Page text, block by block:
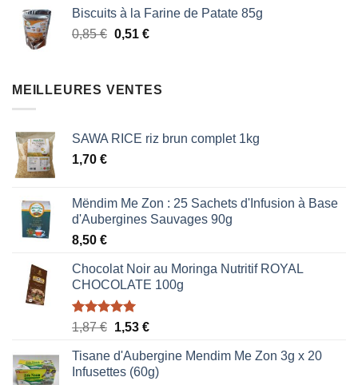
était :
0,85 €.
est :
0,51 €.
Biscuits à la Farine de Patate 85g
0,85€ Le
était :
0,51 €Le
est :
MEILLEURES VENTES
SAWA RICE riz brun complet 1kg
1,70 €
Mëndim Me Zon : 25 Sachets d'Infusion à Base
d'Aubergines Sauvages 90g
8,50 €
Chocolat Noir au Moringa Nutritif ROYAL
CHOCOLATE 100g
Note5.00
1,87€ Le
initial
était :
1,53 €Le
actuel
est :
Tisane d'Aubergine Mendim Me Zon 3g x 20
Infusettes (60g)